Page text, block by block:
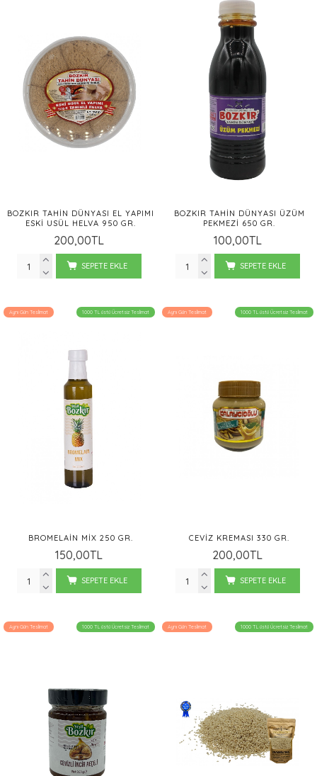
BOZKIR TAHIN DÜNYASI EL YAPIMI
ESKI USÜL HELVA 950 GR.
200,00TL
SEPETE EKLE
BOZKIR TAHIN DÜNYASI ÜZÜM
PEKMEZI 650 GR.
100,00TL
SEPETE EKLE
Aynı Gün Teslimat 1000 TL üstü Ücretsiz Teslimat
BROMELAIN MIX 250 GR.
150,00TL
SEPETE EKLE
Aynı Gün Teslimat 1000 TL üstü Ücretsiz Teslimat
CEVIZ KREMASI 330 GR.
200,00TL
SEPETE EKLE
Aynı Gün Teslimat 1000 TL üstü Ücretsiz Teslimat Aynı Gün Teslimat 1000 TL üstü Ücretsiz Teslimat